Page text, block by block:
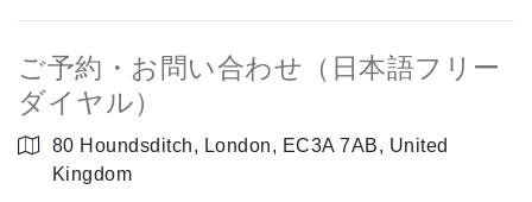
ご予約・お問い合わせ（日本語フリー
ダイヤル）
80 Houndsditch, London, EC3A 7AB, United
Kingdom